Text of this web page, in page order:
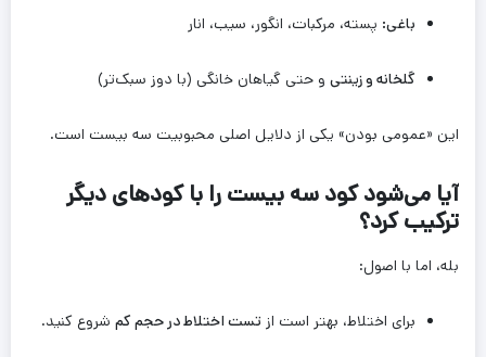
باغی: پسته، مرکبات، انگور، سیب، انار
گلخانه و زینتی و حتی گیاهان خانگی (با دوز سبک‌تر)
این «عمومی بودن» یکی از دلایل اصلی محبوبیت سه بیست است.
آیا می‌شود کود سه بیست را با کودهای دیگر
ترکیب کرد؟
بله، اما با اصول:
برای اختلاط، بهتر است از تست اختلاط در حجم کم شروع کنید.